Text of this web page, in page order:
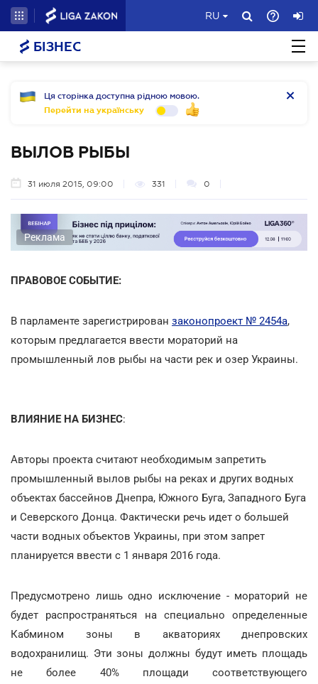
RU
БІЗНЕС
Ця сторінка доступна рідною мовою.
Перейти на українську
ВЫЛОВ РЫБЫ
31 июля 2015, 09:00 331 0
Реклама
ПРАВОВОЕ СОБЫТИЕ:
В парламенте зарегистрирован законопроект № 2454а,
которым предлагается ввести мораторий на
промышленный лов рыбы на части рек и озер Украины.
ВЛИЯНИЕ НА БИЗНЕС:
Авторы проекта считают необходимым запретить
промышленный вылов рыбы на реках и других водных
объектах бассейнов Днепра, Южного Буга, Западного Буга
и Северского Донца. Фактически речь идет о большей
части водных объектов Украины, при этом запрет
планируется ввести с 1 января 2016 года.
Предусмотрено лишь одно исключение - мораторий не
будет распространяться на специально определенные
Кабмином зоны в акваториях днепровских
водохранилищ. Эти зоны должны будут иметь площадь
не более 40% площади соответствующего